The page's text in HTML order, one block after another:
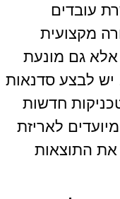
עובדים
מקצועית
גם מונעת
יש לבצע סדנאות
חדשות
לאריזת
את התוצאות